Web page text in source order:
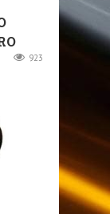
923